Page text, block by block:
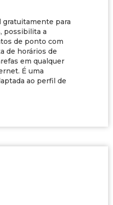
gratuitamente para
possibilita a
de ponto com
de horários de
em qualquer
É uma
ao perfil de